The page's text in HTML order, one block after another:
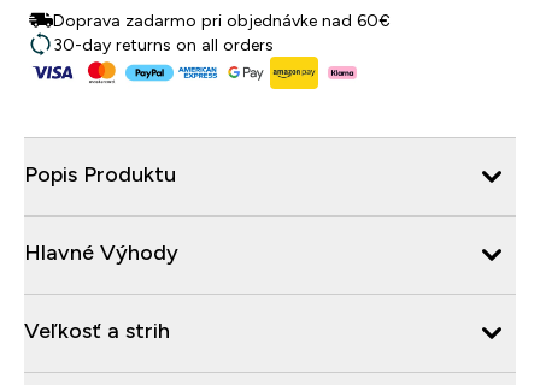
Doprava zadarmo pri objednávke nad 60€
30-day returns on all orders
Popis Produktu
Hlavné Výhody
Veľkosť a strih